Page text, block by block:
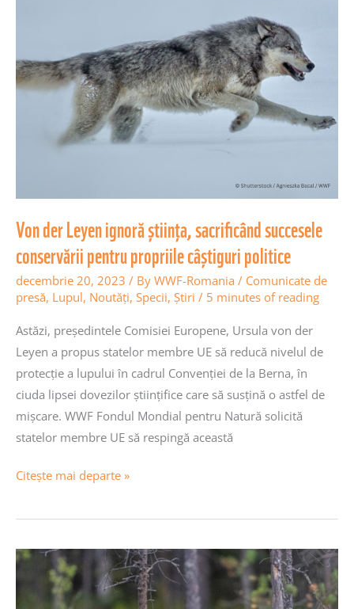
Von der Leyen ignoră știința, sacrificând succesele
conservării pentru propriile câștiguri politice
decembrie 20, 2023 / By WWF-Romania / Comunicate de
presă, Lupul, Noutăţi, Specii, Știri / 5 minutes of reading
Astăzi, președintele Comisiei Europene, Ursula von der
Leyen a propus statelor membre UE să reducă nivelul de
protecție a lupului în cadrul Convenției de la Berna, în
ciuda lipsei dovezilor științifice care să susțină o astfel de
mișcare. WWF Fondul Mondial pentru Natură solicită
statelor membre UE să respingă această
succesele
conservării
propriile
câștiguri
Citește mai departe »
Adevăr
sau
provocare?